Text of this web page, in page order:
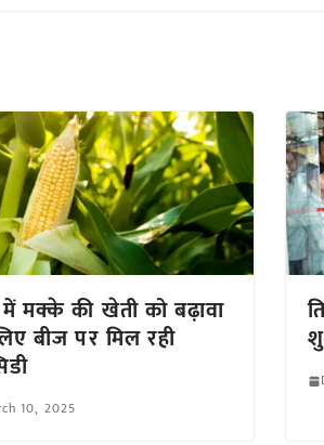
मक्के की खेती को बढ़ावा
बीज पर मिल रही
10, 2025